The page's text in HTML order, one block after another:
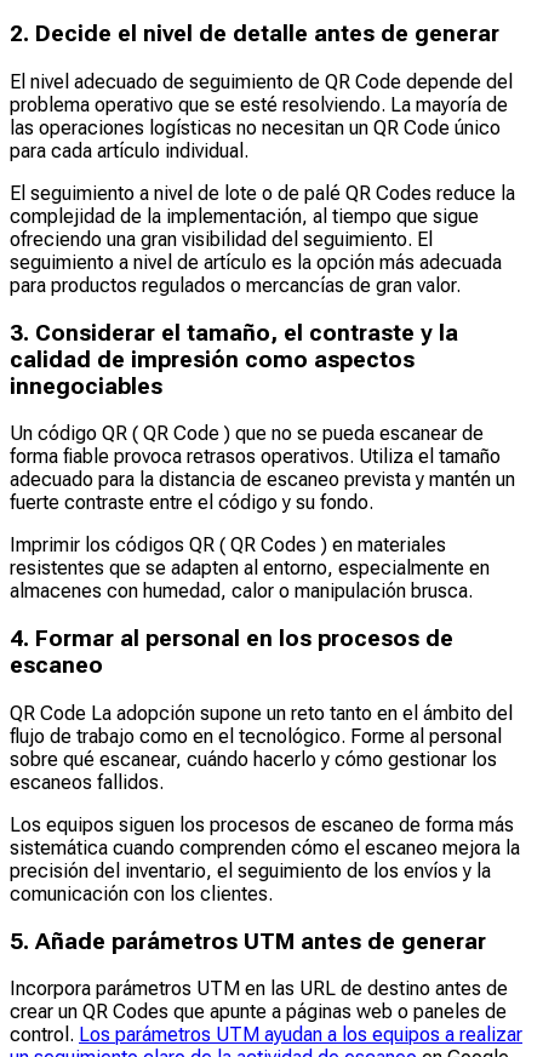
2. Decide el nivel de detalle antes de generar
El nivel adecuado de seguimiento de QR Code depende del
problema operativo que se esté resolviendo. La mayoría de
las operaciones logísticas no necesitan un QR Code único
para cada artículo individual.
El seguimiento a nivel de lote o de palé QR Codes reduce la
complejidad de la implementación, al tiempo que sigue
ofreciendo una gran visibilidad del seguimiento. El
seguimiento a nivel de artículo es la opción más adecuada
para productos regulados o mercancías de gran valor.
3. Considerar el tamaño, el contraste y la
calidad de impresión como aspectos
innegociables
Un código QR ( QR Code ) que no se pueda escanear de
forma fiable provoca retrasos operativos. Utiliza el tamaño
adecuado para la distancia de escaneo prevista y mantén un
fuerte contraste entre el código y su fondo.
Imprimir los códigos QR ( QR Codes ) en materiales
resistentes que se adapten al entorno, especialmente en
almacenes con humedad, calor o manipulación brusca.
4. Formar al personal en los procesos de
escaneo
QR Code La adopción supone un reto tanto en el ámbito del
flujo de trabajo como en el tecnológico. Forme al personal
sobre qué escanear, cuándo hacerlo y cómo gestionar los
escaneos fallidos.
Los equipos siguen los procesos de escaneo de forma más
sistemática cuando comprenden cómo el escaneo mejora la
precisión del inventario, el seguimiento de los envíos y la
comunicación con los clientes.
5. Añade parámetros UTM antes de generar
Incorpora parámetros UTM en las URL de destino antes de
crear un QR Codes que apunte a páginas web o paneles de
control. Los parámetros UTM ayudan a los equipos a realizar